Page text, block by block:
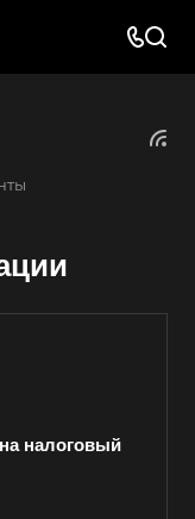
налоговый